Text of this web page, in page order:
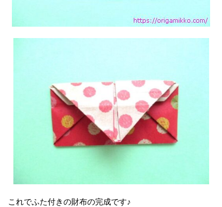
これでふた付きの財布の完成です♪